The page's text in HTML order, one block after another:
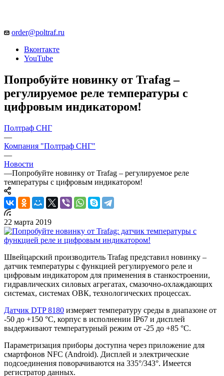
order@poltraf.ru
Вконтакте
YouTube
Попробуйте новинку от Trafag –
регулируемое реле температуры с
цифровым индикатором!
Полтраф СНГ
—
Компания "Полтраф СНГ"
—
Новости
—Попробуйте новинку от Trafag – регулируемое реле
температуры с цифровым индикатором!
22 марта 2019
Швейцарский производитель Trafag представил новинку –
датчик температуры с функцией регулируемого реле и
цифровым индикатором для применения в станкостроении,
гидравлических силовых агрегатах, смазочно-охлаждающих
системах, системах ОВК, технологических процессах.
Датчик DTP 8180 измеряет температуру среды в диапазоне от
-50 до +150 °С, корпус в исполнении IP67 и дисплей
выдерживают температурный режим от -25 до +85 °С.
Параметризация приборы доступна через приложение для
смартфонов NFC (Android). Дисплей и электрические
подсоединения поворачиваются на 335°/343°. Имеется
регистратор данных.